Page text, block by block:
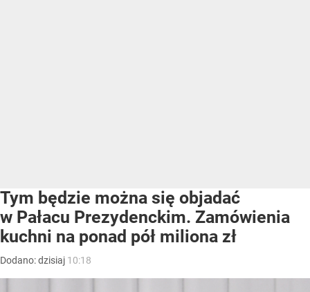
Tym będzie można się objadać
w Pałacu Prezydenckim. Zamówienia
kuchni na ponad pół miliona zł
Dodano:dzisiaj 10:18